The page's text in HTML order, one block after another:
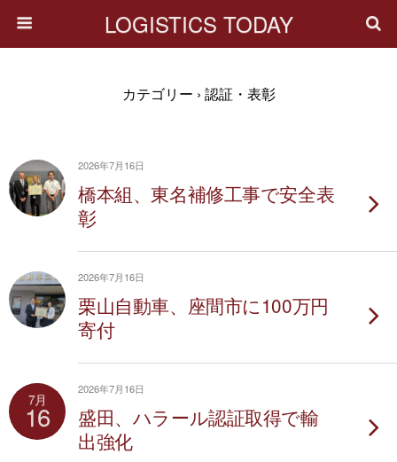
LOGISTICS TODAY
カテゴリー › 認証・表彰
2026年7月16日
橋本組、東名補修工事で安全表
彰
2026年7月16日
栗山自動車、座間市に100万円
寄付
7月
16
2026年7月16日
盛田、ハラール認証取得で輸
出強化